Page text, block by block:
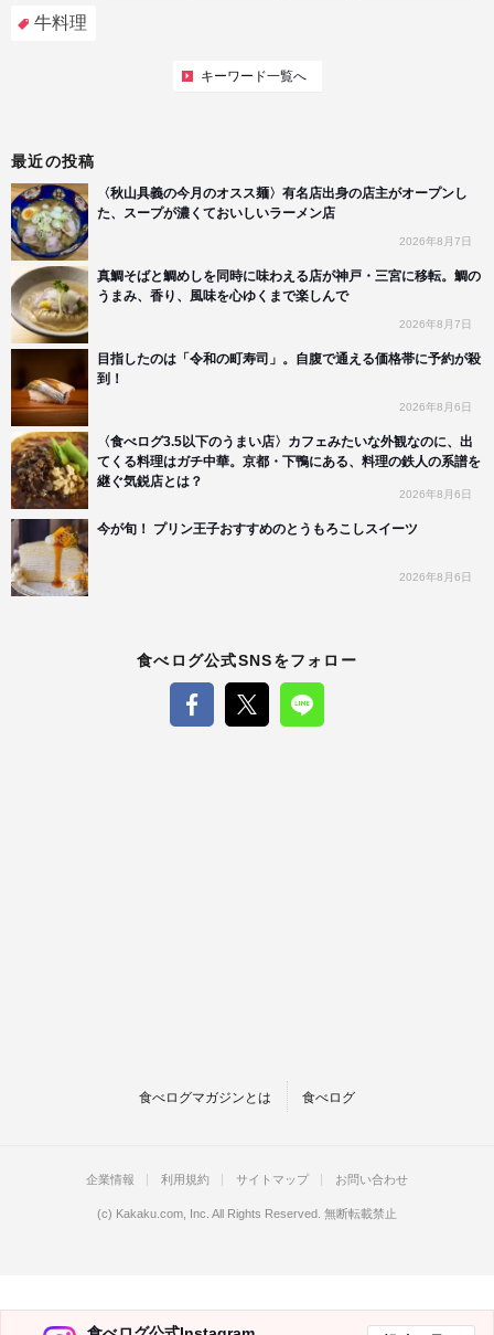
牛料理
キーワード一覧へ
最近の投稿
〈秋山具義の今月のオスス麺〉有名店出身の店主がオープンし
た、スープが濃くておいしいラーメン店
2026年8月7日
真鯛そばと鯛めしを同時に味わえる店が神戸・三宮に移転。鯛の
うまみ、香り、風味を心ゆくまで楽しんで
2026年8月7日
目指したのは「令和の町寿司」。自腹で通える価格帯に予約が殺
到！
2026年8月6日
〈食べログ3.5以下のうまい店〉カフェみたいな外観なのに、出
てくる料理はガチ中華。京都・下鴨にある、料理の鉄人の系譜を
継ぐ気鋭店とは？
2026年8月6日
今が旬！ プリン王子おすすめのとうもろこしスイーツ
2026年8月6日
食べログ公式SNSをフォロー
食べログマガジンとは 食べログ
企業情報 利用規約 サイトマップ お問い合わせ
(c) Kakaku.com, Inc. All Rights Reserved. 無断転載禁止